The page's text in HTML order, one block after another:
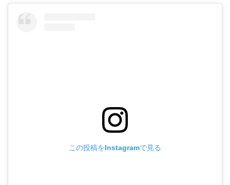
この投稿をInstagramで見る